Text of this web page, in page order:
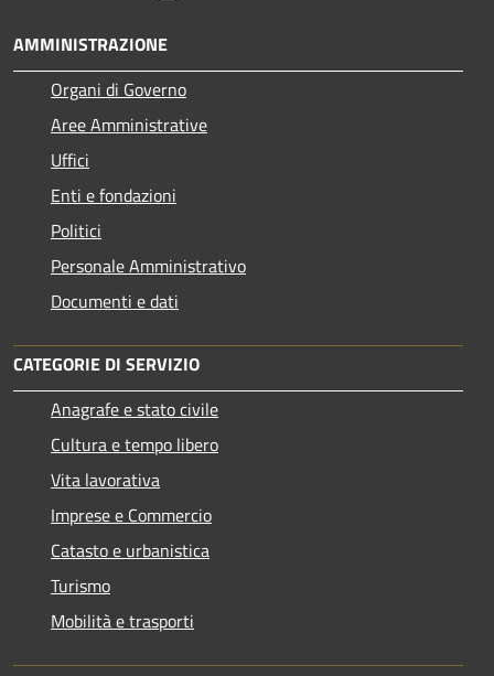
AMMINISTRAZIONE
Organi di Governo
Aree Amministrative
Uffici
Enti e fondazioni
Politici
Personale Amministrativo
Documenti e dati
CATEGORIE DI SERVIZIO
Anagrafe e stato civile
Cultura e tempo libero
Vita lavorativa
Imprese e Commercio
Catasto e urbanistica
Turismo
Mobilità e trasporti